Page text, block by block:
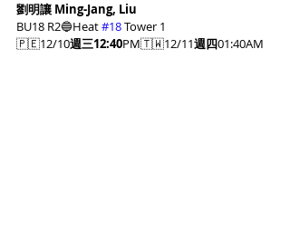
劉明讓 Ming-Jang, Liu
BU18 R2🔵Heat #18 Tower 1
🇵🇪12/10週三12:40PM🇹🇼12/11週四01:40AM